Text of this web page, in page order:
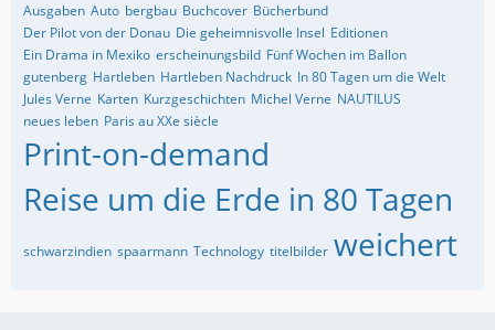
Ausgaben Auto bergbau Buchcover Bücherbund
Der Pilot von der Donau Die geheimnisvolle Insel Editionen
Ein Drama in Mexiko erscheinungsbild Fünf Wochen im Ballon
gutenberg Hartleben Hartleben Nachdruck In 80 Tagen um die Welt
Jules Verne Karten Kurzgeschichten Michel Verne NAUTILUS
neues leben Paris au XXe siècle
Print-on-demand
Reise um die Erde in 80 Tagen
schwarzindien spaarmann Technology titelbilder weichert